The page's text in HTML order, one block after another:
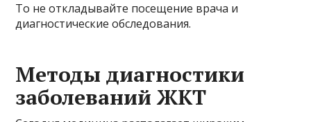
То не откладывайте посещение врача и
диагностические обследования.
Методы диагностики
заболеваний ЖКТ